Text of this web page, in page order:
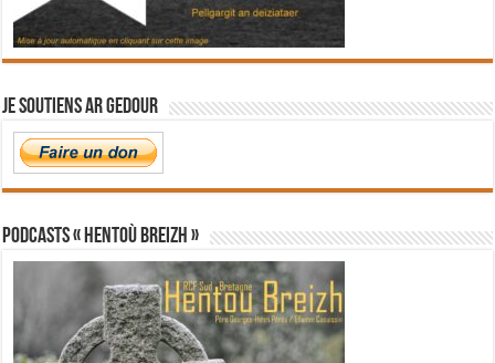
Je soutiens Ar Gedour
PODCASTS « Hentoù Breizh »